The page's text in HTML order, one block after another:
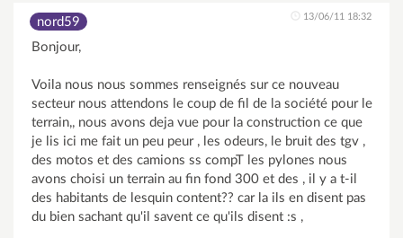
nord59 13/06/11 18:32
Bonjour,
Voila nous nous sommes renseignés sur ce nouveau
secteur nous attendons le coup de fil de la société pour le
terrain,, nous avons deja vue pour la construction ce que
je lis ici me fait un peu peur , les odeurs, le bruit des tgv ,
des motos et des camions ss compT les pylones nous
avons choisi un terrain au fin fond 300 et des , il y a t-il
des habitants de lesquin content?? car la ils en disent pas
du bien sachant qu'il savent ce qu'ils disent :s ,